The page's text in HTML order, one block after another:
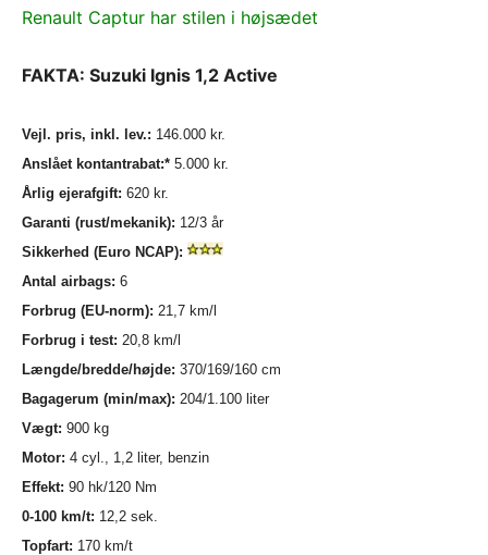
Renault Captur har stilen i højsædet
FAKTA: Suzuki Ignis 1,2 Active
Vejl. pris, inkl. lev.: 146.000 kr.
Anslået kontantrabat:* 5.000 kr.
Årlig ejerafgift: 620 kr.
Garanti (rust/mekanik): 12/3 år
Sikkerhed (Euro NCAP):
Antal airbags: 6
Forbrug (EU-norm): 21,7 km/l
Forbrug i test: 20,8 km/l
Længde/bredde/højde: 370/169/160 cm
Bagagerum (min/max): 204/1.100 liter
Vægt: 900 kg
Motor: 4 cyl., 1,2 liter, benzin
Effekt: 90 hk/120 Nm
0-100 km/t: 12,2 sek.
Topfart: 170 km/t